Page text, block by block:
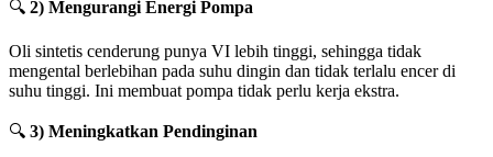
🔍 2) Mengurangi Energi Pompa
Oli sintetis cenderung punya VI lebih tinggi, sehingga tidak
mengental berlebihan pada suhu dingin dan tidak terlalu encer di
suhu tinggi. Ini membuat pompa tidak perlu kerja ekstra.
🔍 3) Meningkatkan Pendinginan